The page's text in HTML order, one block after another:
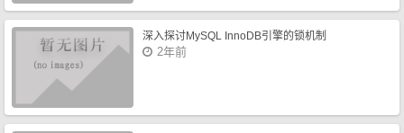
深入探讨MySQL InnoDB引擎的锁机制
2年前